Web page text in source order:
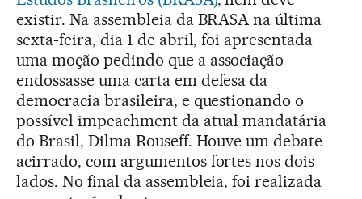
existir. Na assembleia da BRASA na última
sexta-feira, dia 1 de abril, foi apresentada
uma moção pedindo que a associação
endossasse uma carta em defesa da
democracia brasileira, e questionando o
possível impeachment da atual mandatária
do Brasil, Dilma Rouseff. Houve um debate
acirrado, com argumentos fortes nos dois
lados. No final da assembleia, foi realizada